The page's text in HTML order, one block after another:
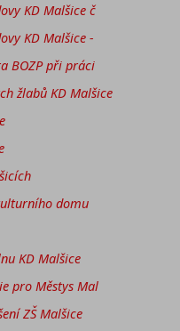
KD Malšice č
KD Malšice -
BOZP při práci
žlabů KD Malšice
domu
KD Malšice
pro Městys Mal
ZŠ Malšice